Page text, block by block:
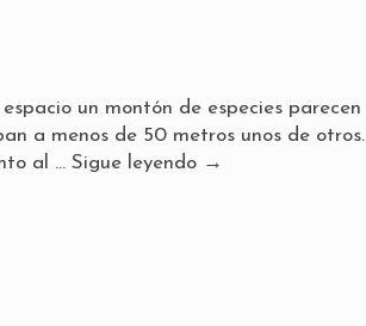
un montón de especies parecen
a menos de 50 metros unos de otros.
al … Sigue leyendo →